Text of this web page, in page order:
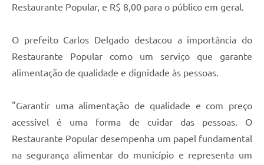
Restaurante Popular, e R$ 8,00 para o público em geral.
O prefeito Carlos Delgado destacou a importância do
Restaurante Popular como um serviço que garante
alimentação de qualidade e dignidade às pessoas.
"Garantir uma alimentação de qualidade e com preço
acessível é uma forma de cuidar das pessoas. O
Restaurante Popular desempenha um papel fundamental
na segurança alimentar do município e representa um